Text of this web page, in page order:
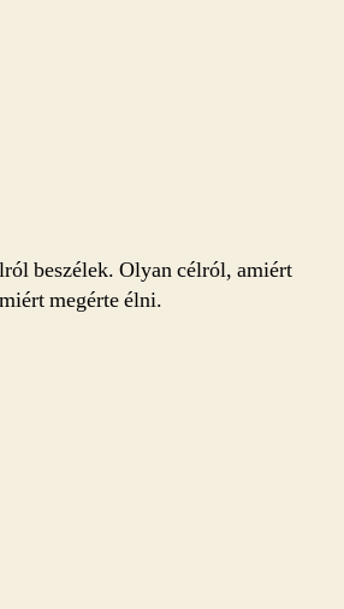
beszélek. Olyan célról, amiért
megérte élni.